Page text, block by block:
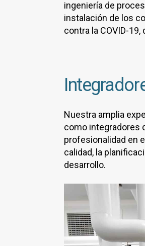
ingeniería de
instalación de los
contra la COVID-
Nuestra amplia
como integradores
profesionalidad en
calidad, la
desarrollo.